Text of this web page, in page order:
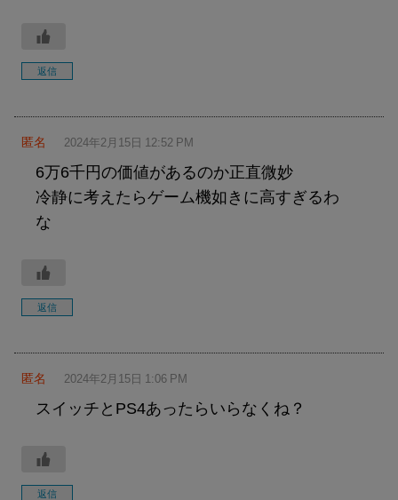
返信
匿名 2024年2月15日 12:52 PM
6万6千円の価値があるのか正直微妙
冷静に考えたらゲーム機如きに高すぎるわ
な
返信
匿名 2024年2月15日 1:06 PM
スイッチとPS4あったらいらなくね？
返信